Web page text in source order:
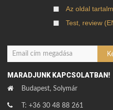
Az oldal
Test, review
MARADJUNK KAPCSOLATBAN!
Budapest, Solymár
T: +36 30 48 88 261